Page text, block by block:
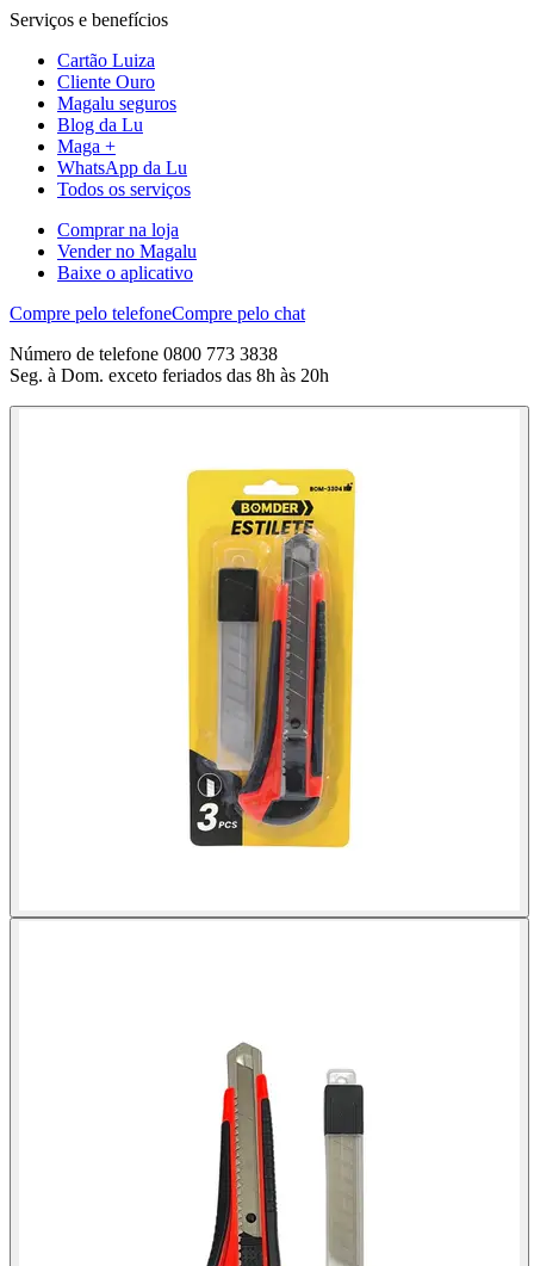
Serviços e benefícios
Cartão Luiza
Cliente Ouro
Magalu seguros
Blog da Lu
Maga +
WhatsApp da Lu
Todos os serviços
Comprar na loja
Vender no Magalu
Baixe o aplicativo
Compre pelo telefoneCompre pelo chat
Número de telefone 0800 773 3838
Seg. à Dom. exceto feriados das 8h às 20h